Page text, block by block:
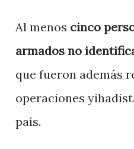
Al menos cinco
armados no
que fueron además
operaciones
país.